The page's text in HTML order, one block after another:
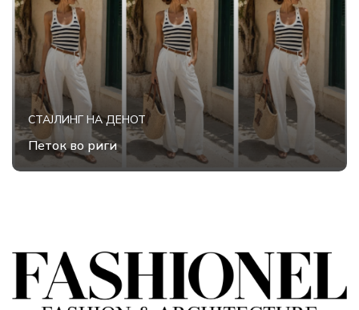
СТАЈЛИНГ НА ДЕНОТ
Петок во риги